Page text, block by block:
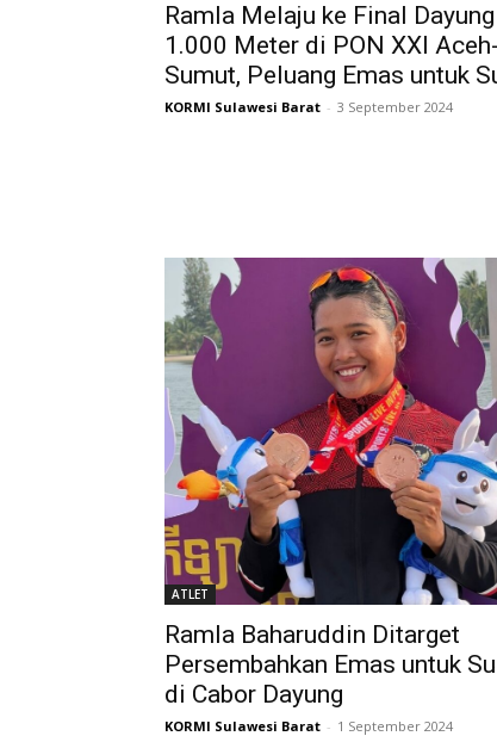
Ramla Melaju ke Final Dayung
1.000 Meter di PON XXI Aceh-
Sumut, Peluang Emas untuk
KORMI Sulawesi Barat - 3 September 2024
ATLET
Ramla Baharuddin Ditarget
Persembahkan Emas untuk
di Cabor Dayung
KORMI Sulawesi Barat - 1 September 2024